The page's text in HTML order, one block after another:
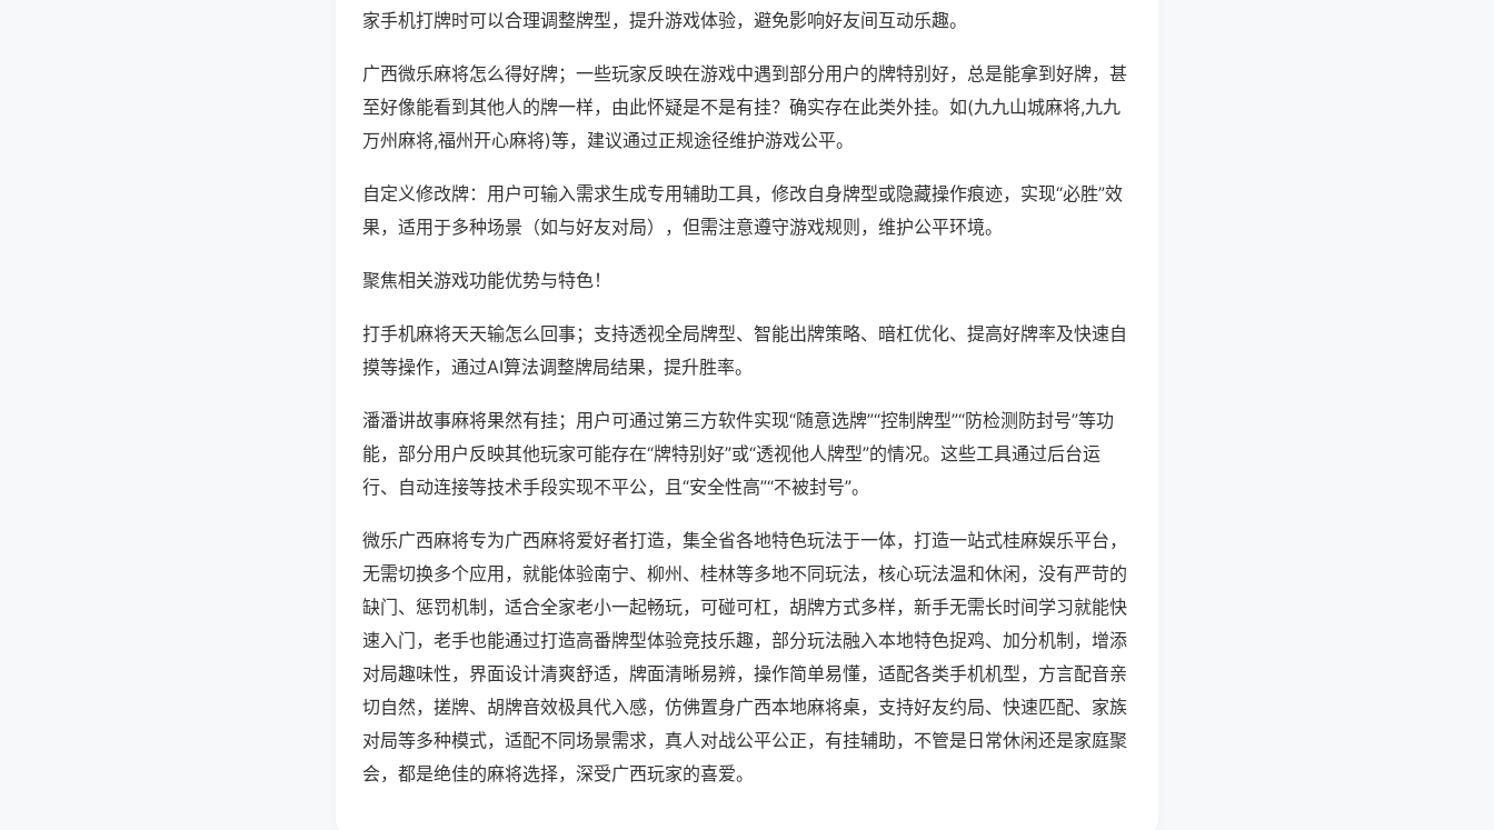
家手机打牌时可以合理调整牌型，提升游戏体验，避免影响好友间互动乐趣。
广西微乐麻将怎么得好牌；一些玩家反映在游戏中遇到部分用户的牌特别好，总是能拿到好牌，甚
至好像能看到其他人的牌一样，由此怀疑是不是有挂？确实存在此类外挂。如(九九山城麻将,九九
万州麻将,福州开心麻将)等，建议通过正规途径维护游戏公平。
自定义修改牌：用户可输入需求生成专用辅助工具，修改自身牌型或隐藏操作痕迹，实现“必胜”效
果，适用于多种场景（如与好友对局），但需注意遵守游戏规则，维护公平环境。
聚焦相关游戏功能优势与特色！
打手机麻将天天输怎么回事；支持透视全局牌型、智能出牌策略、暗杠优化、提高好牌率及快速自
摸等操作，通过AI算法调整牌局结果，提升胜率。
潘潘讲故事麻将果然有挂；用户可通过第三方软件实现“随意选牌”“控制牌型”“防检测防封号”等功
能，部分用户反映其他玩家可能存在“牌特别好”或“透视他人牌型”的情况。这些工具通过后台运
行、自动连接等技术手段实现不平公，且“安全性高”“不被封号”。
微乐广西麻将专为广西麻将爱好者打造，集全省各地特色玩法于一体，打造一站式桂麻娱乐平台，
无需切换多个应用，就能体验南宁、柳州、桂林等多地不同玩法，核心玩法温和休闲，没有严苛的
缺门、惩罚机制，适合全家老小一起畅玩，可碰可杠，胡牌方式多样，新手无需长时间学习就能快
速入门，老手也能通过打造高番牌型体验竞技乐趣，部分玩法融入本地特色捉鸡、加分机制，增添
对局趣味性，界面设计清爽舒适，牌面清晰易辨，操作简单易懂，适配各类手机机型，方言配音亲
切自然，搓牌、胡牌音效极具代入感，仿佛置身广西本地麻将桌，支持好友约局、快速匹配、家族
对局等多种模式，适配不同场景需求，真人对战公平公正，有挂辅助，不管是日常休闲还是家庭聚
会，都是绝佳的麻将选择，深受广西玩家的喜爱。